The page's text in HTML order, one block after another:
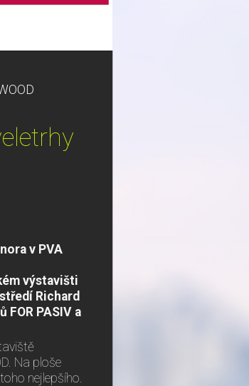
v PVA
výstavišti
Richard
PASIV a
Na ploše
nejlepšího.